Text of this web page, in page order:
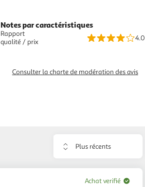
Notes par caractéristiques
Rapport
qualité / prix
4.0
Consulter la charte de modération des avis
Trier
avis
Achat verifié